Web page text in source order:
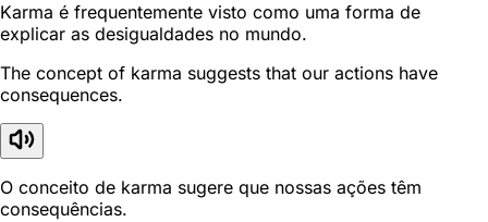
Karma é frequentemente visto como uma forma de
explicar as desigualdades no mundo.
The concept of karma suggests that our actions have
consequences.
O conceito de karma sugere que nossas ações têm
consequências.